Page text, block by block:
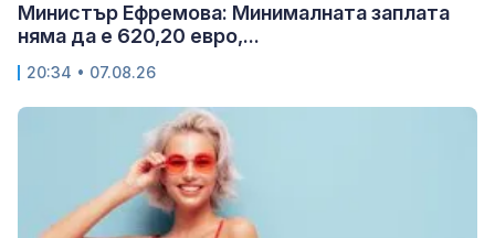
Министър Ефремова: Минималната заплата
няма да е 620,20 евро,...
20:34 • 07.08.26